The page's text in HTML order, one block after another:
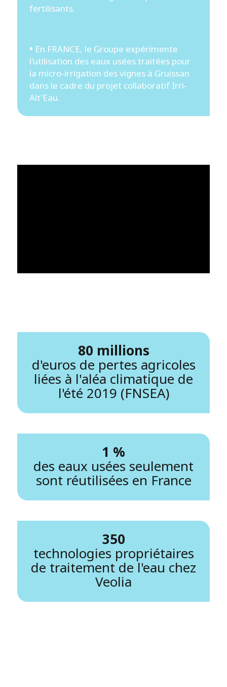
fertilisants.
• En FRANCE, le Groupe expérimente
l'utilisation des eaux usées traitées pour
la micro-irrigation des vignes à Gruissan
dans le cadre du projet collaboratif Irri-
Alt'Eau.
80 millions
d'euros de pertes agricoles
liées à l'aléa climatique de
l'été 2019 (FNSEA)
1 %
des eaux usées seulement
sont réutilisées en France
350
technologies propriétaires
de traitement de l'eau chez
Veolia